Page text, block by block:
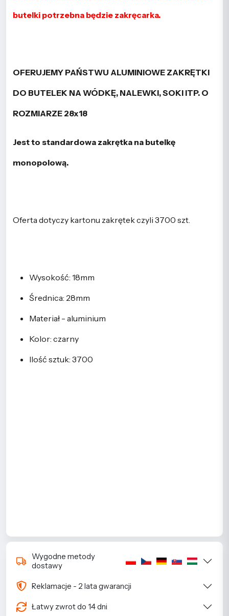
butelki potrzebna będzie zakręcarka.
OFERUJEMY PAŃSTWU ALUMINIOWE ZAKRĘTKI
DO BUTELEK NA WÓDKĘ, NALEWKI, SOKI ITP. O
ROZMIARZE 28x18
Jest to standardowa zakrętka na butelkę
monopolową.
Oferta dotyczy kartonu zakrętek czyli 3700 szt.
Wysokość: 18mm
Średnica: 28mm
Materiał - aluminium
Kolor: czarny
Ilość sztuk: 3700
Wygodne metody
dostawy
Reklamacje - 2 lata gwarancji
Łatwy zwrot do 14 dni